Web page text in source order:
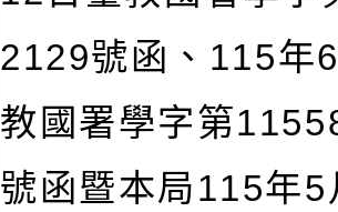
2129號函、115年
教國署學字第
號函暨本局115年